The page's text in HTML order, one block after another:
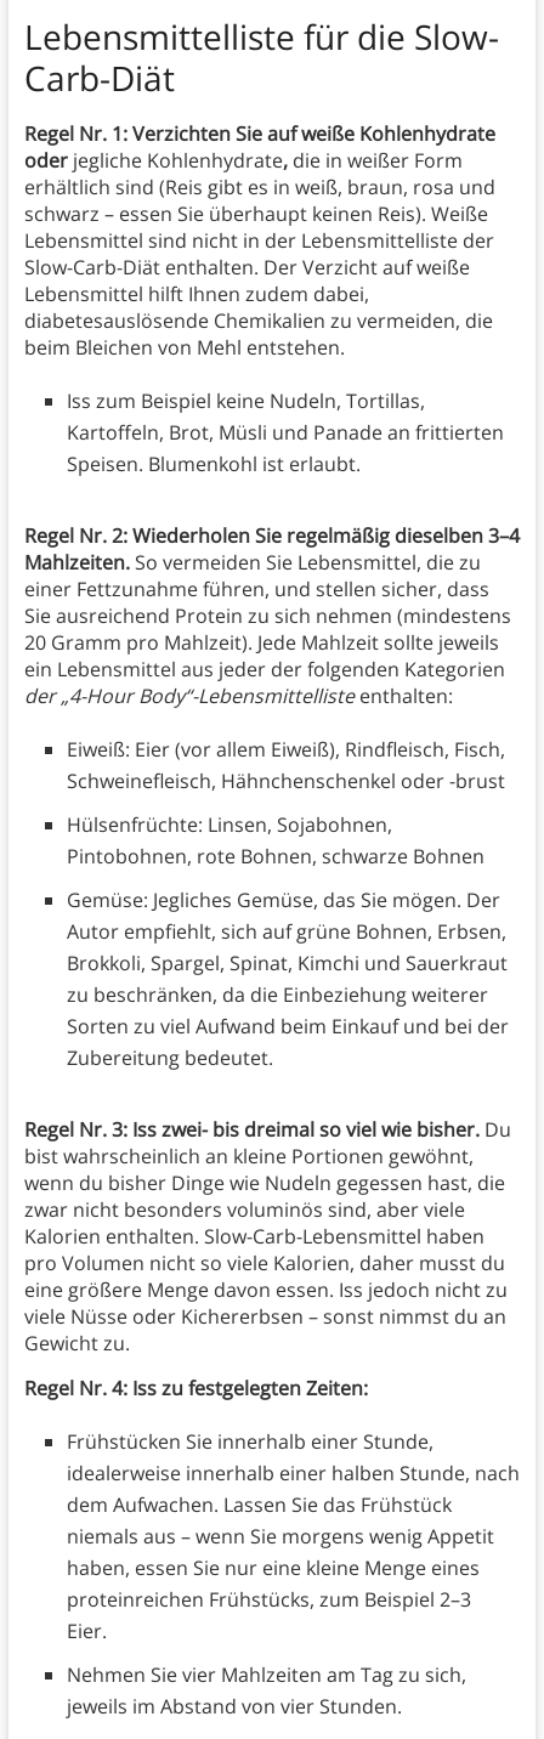
Lebensmittelliste für die Slow-
Carb-Diät
Regel Nr. 1: Verzichten Sie auf weiße Kohlenhydrate
oderjegliche Kohlenhydrate,die in weißer Form
erhältlich sind (Reis gibt es in weiß, braun, rosa und
schwarz – essen Sie überhaupt keinen Reis). Weiße
Lebensmittel sind nicht in der Lebensmittelliste der
Slow-Carb-Diät enthalten. Der Verzicht auf weiße
Lebensmittel hilft Ihnen zudem dabei,
diabetesauslösende Chemikalien zu vermeiden, die
beim Bleichen von Mehl entstehen.
Iss zum Beispiel keine Nudeln, Tortillas,
Kartoffeln, Brot, Müsli und Panade an frittierten
Speisen. Blumenkohl ist erlaubt.
Regel Nr. 2: Wiederholen Sie regelmäßig dieselben 3–4
Mahlzeiten.So vermeiden Sie Lebensmittel, die zu
einer Fettzunahme führen, und stellen sicher, dass
Sie ausreichend Protein zu sich nehmen (mindestens
20 Gramm pro Mahlzeit). Jede Mahlzeit sollte jeweils
ein Lebensmittel aus jeder der folgenden Kategorien
der „4-Hour Body“-Lebensmittellisteenthalten:
Eiweiß: Eier (vor allem Eiweiß), Rindfleisch, Fisch,
Schweinefleisch, Hähnchenschenkel oder -brust
Hülsenfrüchte: Linsen, Sojabohnen,
Pintobohnen, rote Bohnen, schwarze Bohnen
Gemüse: Jegliches Gemüse, das Sie mögen. Der
Autor empfiehlt, sich auf grüne Bohnen, Erbsen,
Brokkoli, Spargel, Spinat, Kimchi und Sauerkraut
zu beschränken, da die Einbeziehung weiterer
Sorten zu viel Aufwand beim Einkauf und bei der
Zubereitung bedeutet.
Regel Nr. 3: Iss zwei- bis dreimal so viel wie bisher.Du
bist wahrscheinlich an kleine Portionen gewöhnt,
wenn du bisher Dinge wie Nudeln gegessen hast, die
zwar nicht besonders voluminös sind, aber viele
Kalorien enthalten. Slow-Carb-Lebensmittel haben
pro Volumen nicht so viele Kalorien, daher musst du
eine größere Menge davon essen. Iss jedoch nicht zu
viele Nüsse oder Kichererbsen – sonst nimmst du an
Gewicht zu.
Regel Nr. 4: Iss zu festgelegten Zeiten:
Frühstücken Sie innerhalb einer Stunde,
idealerweise innerhalb einer halben Stunde, nach
dem Aufwachen. Lassen Sie das Frühstück
niemals aus – wenn Sie morgens wenig Appetit
haben, essen Sie nur eine kleine Menge eines
proteinreichen Frühstücks, zum Beispiel 2–3
Eier.
Nehmen Sie vier Mahlzeiten am Tag zu sich,
jeweils im Abstand von vier Stunden.